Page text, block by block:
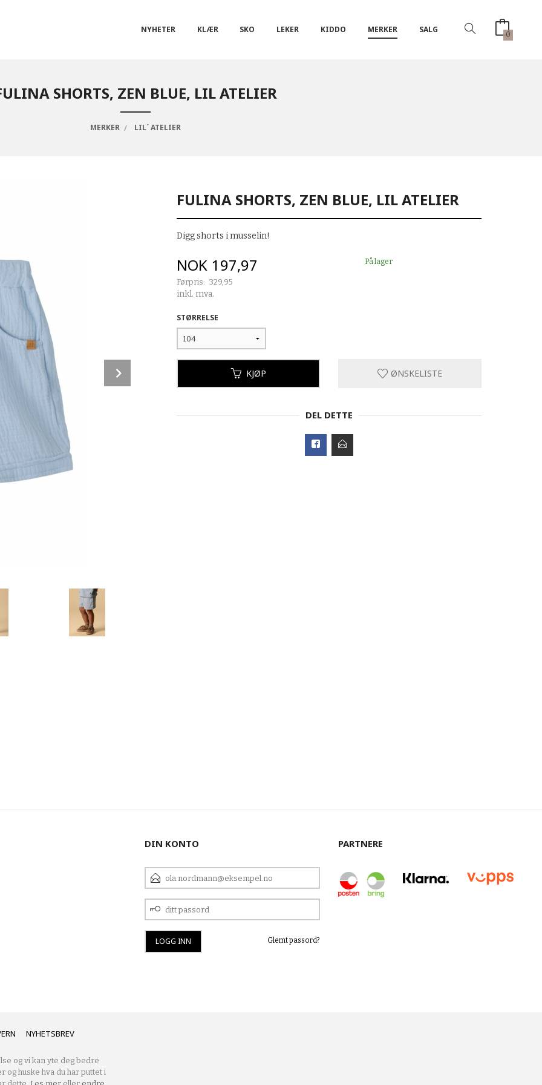
NYHETER KLÆR SKO LEKER KIDDO MERKER SALG 0
SHORTS, ZEN BLUE, LIL ATELIER
MERKER LIL´ ATELIER
FULINA SHORTS, ZEN BLUE, LIL ATELIER
Digg shorts i musselin!
Tilbud
NOK 197,97
Førpris: 329,95
Rabatt
inkl. mva.
På lager
STØRRELSE
KJØP ØNSKELISTE
DEL DETTE
DIN KONTO
E-
POSTADRESSE
DITT
PASSORD
Glemt passord?
PARTNERE
NYHETSBREV
og vi kan yte deg bedre
og huske hva du har puttet i